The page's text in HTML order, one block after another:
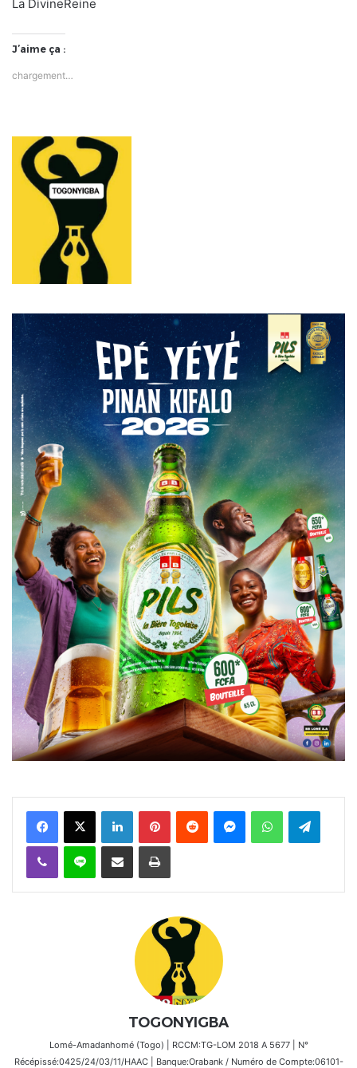
La DivineReine
J’aime ça :
chargement…
FacebookX Linkedin PinterestReddit MessengerWhatsAppTelegram
Viber Ligne Partager par email Imprimer
TOGONYIGBA
Lomé-Amadanhomé (Togo) | RCCM:TG-LOM 2018 A 5677 | N°
Récépissé:0425/24/03/11/HAAC | Banque:Orabank / Numéro de Compte:06101-